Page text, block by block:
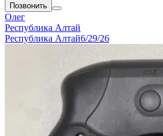
Позвонить
Олег
Республика Алтай
Республика Алтай6/29/26